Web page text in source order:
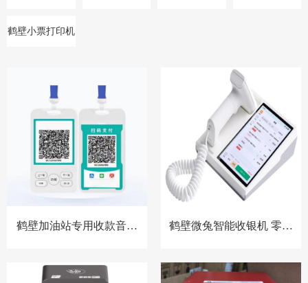
统
鹤壁小票打印机
鹤壁加油站专用收款音箱
鹤壁微兔智能收银机 零售